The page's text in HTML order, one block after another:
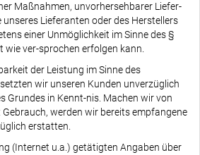
Maßnahmen, unvorhersehbarer Liefer-
Lieferanten oder des Herstellers
einer Unmöglichkeit im Sinne des §
wie ver-sprochen erfolgen kann.
der Leistung im Sinne des
wir unseren Kunden unverzüglich
Grundes in Kennt-nis. Machen wir von
werden wir bereits empfangene
erstatten.
(Internet u.a.) getätigten Angaben über